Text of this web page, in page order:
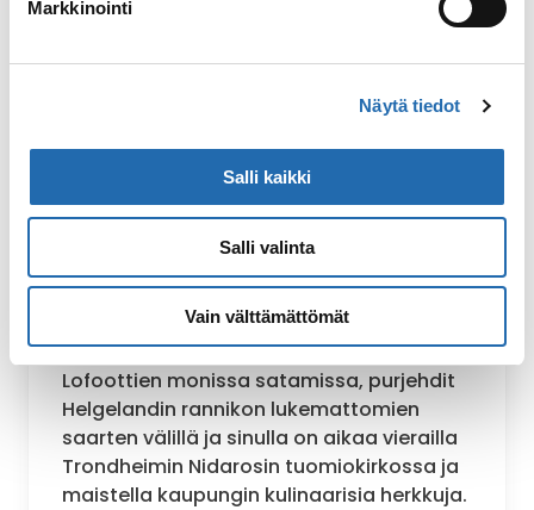
Markkinointi
Näytä tiedot
Salli kaikki
Salli valinta
Vain välttämättömät
alk. 750 €/hlö
Norjan rannikko pohjoisesta
etelään
Etelään suuntautuvalla matkalla
Kirkkoniemestä Bergeniin vierailet päivällä
Lofoottien monissa satamissa, purjehdit
Helgelandin rannikon lukemattomien
saarten välillä ja sinulla on aikaa vierailla
Trondheimin Nidarosin tuomiokirkossa ja
maistella kaupungin kulinaarisia herkkuja.